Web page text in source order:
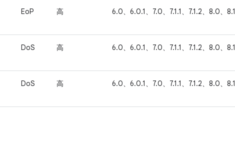
EoP 高 6.0、6.0.1、7.0、7.1.1、7.1.2、8.0、8.1
DoS 高 6.0、6.0.1、7.0、7.1.1、7.1.2、8.0、8.1
DoS 高 6.0、6.0.1、7.0、7.1.1、7.1.2、8.0、8.1